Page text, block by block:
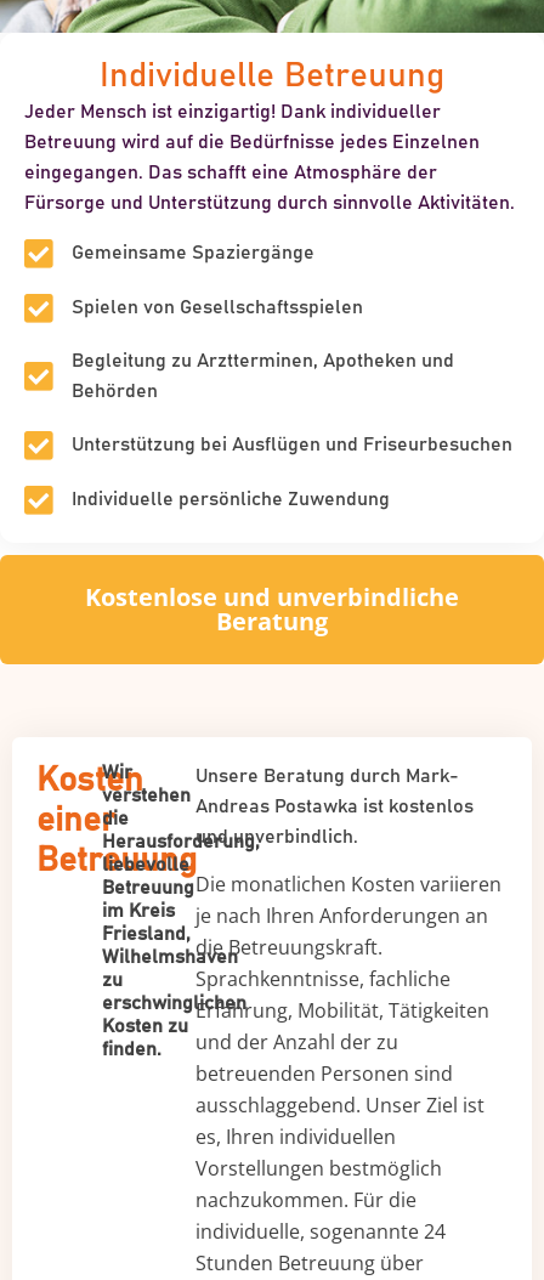
Individuelle Betreuung
Jeder Mensch ist einzigartig! Dank individueller
Betreuung wird auf die Bedürfnisse jedes Einzelnen
eingegangen. Das schafft eine Atmosphäre der
Fürsorge und Unterstützung durch sinnvolle Aktivitäten.
Gemeinsame Spaziergänge
Spielen von Gesellschaftsspielen
Begleitung zu Arztterminen, Apotheken und
Behörden
Unterstützung bei Ausflügen und Friseurbesuchen
Individuelle persönliche Zuwendung
Kostenlose und unverbindliche
Beratung
Kosten
einer
Betreuung
Wir
verstehen
die
Herausforderung,
liebevolle
Betreuung
im Kreis
Friesland,
Wilhelmshaven
zu
erschwinglichen
Kosten zu
finden.
Unsere Beratung durch Mark-
Andreas Postawka ist kostenlos
und unverbindlich.
Die monatlichen Kosten variieren
je nach Ihren Anforderungen an
die Betreuungskraft.
Sprachkenntnisse, fachliche
Erfahrung, Mobilität, Tätigkeiten
und der Anzahl der zu
betreuenden Personen sind
ausschlaggebend. Unser Ziel ist
es, Ihren individuellen
Vorstellungen bestmöglich
nachzukommen. Für die
individuelle, sogenannte 24
Stunden Betreuung über